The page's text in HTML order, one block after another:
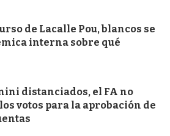
de Lacalle Pou, blancos se
interna sobre qué
distanciados, el FA no
votos para la aprobación de